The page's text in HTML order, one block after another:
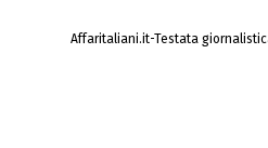
Affaritaliani.it-Testata